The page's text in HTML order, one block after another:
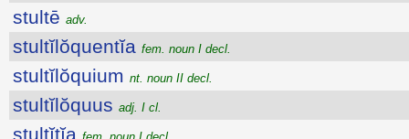
stultē adv.
stultĭlŏquentĭa fem. noun I decl.
stultĭlŏquium nt. noun II decl.
stultĭlŏquus adj. I cl.
stultĭtĭa